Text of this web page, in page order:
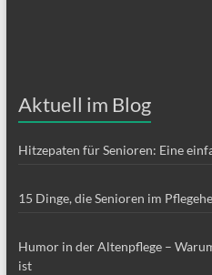
Aktuell im Blog
Hitzepaten für Senioren: Eine
15 Dinge, die Senioren im
Humor in der Altenpflege –
ist